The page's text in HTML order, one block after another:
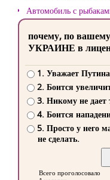
Автомобиль с
почему, по
УКРАИНЕ в
1. Уважает
2. Боится
3. Никому не дает
4. Боится
5. Просто у него
не сделать.
Всего проголосовало